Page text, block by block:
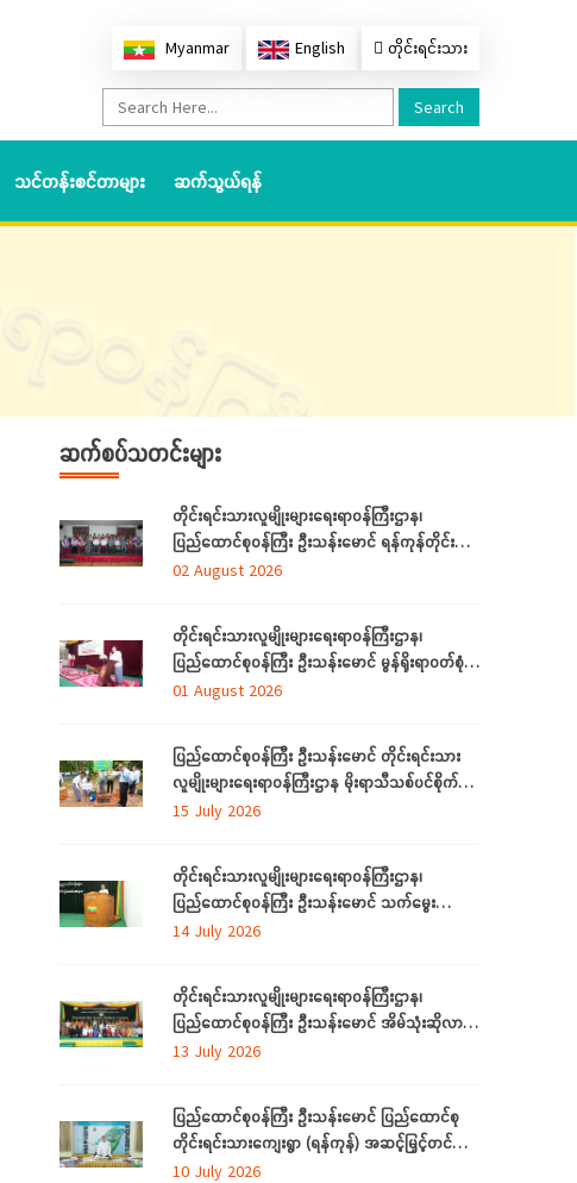
Myanmar English တိုင်းရင်းသား
Search
သင်တန်းစင်တာများ ဆက်သွယ်ရန်
ဆက်စပ်သတင်းများ
တိုင်းရင်းသားလူမျိုးများရေးရာဝန်ကြီးဌာန၊
ပြည်ထောင်စုဝန်ကြီး ဦးသန်းမောင် ရန်ကုန်တိုင်း
ဒေသကြီးအတွင်းရှိ တိုင်းရင်းသားဘာသာသင် ဆရာ/
02 August 2026
တိုင်းရင်းသားလူမျိုးများရေးရာဝန်ကြီးဌာန၊
ပြည်ထောင်စုဝန်ကြီး ဦးသန်းမောင် မွန်ရိုးရာဝတ်စုံ
ချုပ်လုပ်နည်းသင်တန်းဆင်းပွဲအခမ်းအနားသို့တက်
01 August 2026
ပြည်ထောင်စုဝန်ကြီး ဦးသန်းမောင် တိုင်းရင်းသား
လူမျိုးများရေးရာဝန်ကြီးဌာန မိုးရာသီသစ်ပင်စိုက်ပျိုး
ပွဲ အခမ်းအနားတက်ရောက်
15 July 2026
တိုင်းရင်းသားလူမျိုးများရေးရာဝန်ကြီးဌာန၊
ပြည်ထောင်စုဝန်ကြီး ဦးသန်းမောင် သက်မွေး
ပညာသင်တန်းများ သင်တန်းဆင်းပွဲအခမ်းအနားသို့
14 July 2026
တိုင်းရင်းသားလူမျိုးများရေးရာဝန်ကြီးဌာန၊
ပြည်ထောင်စုဝန်ကြီး ဦးသန်းမောင် အိမ်သုံးဆိုလာ
များ လွှဲပြောင်းထောက်ပံ့ပေးခြင်း အခမ်းအနားသို့
13 July 2026
ပြည်ထောင်စုဝန်ကြီး ဦးသန်းမောင် ပြည်ထောင်စု
တိုင်းရင်းသားကျေးရွာ (ရန်ကုန်) အဆင့်မြှင့်တင်
လုပ်ငန်းဆောင်ရွက်မှုများအား သွားရောက်ကြည့်ရှု
10 July 2026